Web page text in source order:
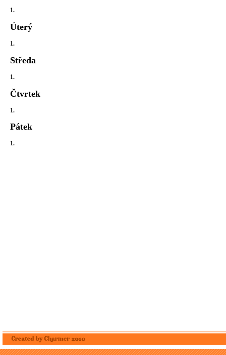
1.
Úterý
1.
Středa
1.
Čtvrtek
1.
Pátek
1.